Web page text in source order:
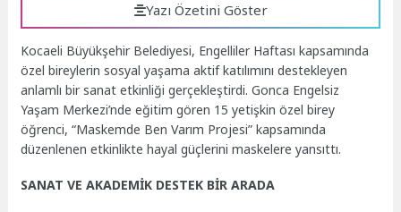
Yazı Özetini Göster
Kocaeli Büyükşehir Belediyesi, Engelliler Haftası kapsamında
özel bireylerin sosyal yaşama aktif katılımını destekleyen
anlamlı bir sanat etkinliği gerçekleştirdi. Gonca Engelsiz
Yaşam Merkezi’nde eğitim gören 15 yetişkin özel birey
öğrenci, “Maskemde Ben Varım Projesi” kapsamında
düzenlenen etkinlikte hayal güçlerini maskelere yansıttı.
SANAT VE AKADEMİK DESTEK BİR ARADA